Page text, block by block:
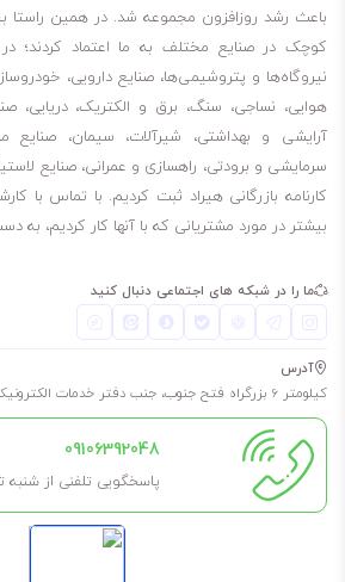
کوچک در صنایع مختلف به ما اعتماد کردند؛ در
نیروگاه‌ها و پتروشیمی‌ها، صنایع دارویی،
هوایی، نساجی، سنگ، برق و الکتریک، دریایی،
آرایشی و بهداشتی، شیرآلات، سیمان، صنایع
سرمایشی و برودتی، راهسازی و عمرانی، صنایع
کارنامه بازرگانی هیراد ثبت کردیم. با تماس با
بیشتر در مورد مشتریانی که با آنها کار کردیم، به
ما را در شبکه های اجتماعی دنبال کنید
آدرس
کیلومتر 6 بزرگراه فتح جنوب، جنب دفتر خدمات الکترونیک شهر، پلاک 588 و 600
09106392048
پاسخگویی تلفنی از شنبه تا